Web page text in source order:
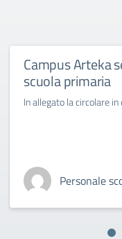
Campus Arteka
scuola primaria
In allegato la circolare
Personale